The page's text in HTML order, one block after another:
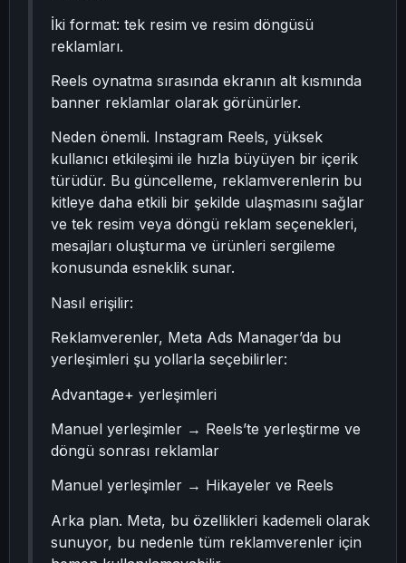
İki format: tek resim ve resim döngüsü
reklamları.
Reels oynatma sırasında ekranın alt kısmında
banner reklamlar olarak görünürler.
Neden önemli. Instagram Reels, yüksek
kullanıcı etkileşimi ile hızla büyüyen bir içerik
türüdür. Bu güncelleme, reklamverenlerin bu
kitleye daha etkili bir şekilde ulaşmasını sağlar
ve tek resim veya döngü reklam seçenekleri,
mesajları oluşturma ve ürünleri sergileme
konusunda esneklik sunar.
Nasıl erişilir:
Reklamverenler, Meta Ads Manager’da bu
yerleşimleri şu yollarla seçebilirler:
Advantage+ yerleşimleri
Manuel yerleşimler → Reels’te yerleştirme ve
döngü sonrası reklamlar
Manuel yerleşimler → Hikayeler ve Reels
Arka plan. Meta, bu özellikleri kademeli olarak
sunuyor, bu nedenle tüm reklamverenler için